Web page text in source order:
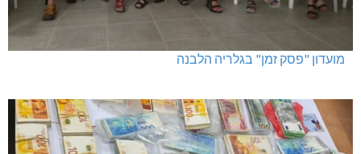
מועדון "פסק זמן" בגלריה הלבנה